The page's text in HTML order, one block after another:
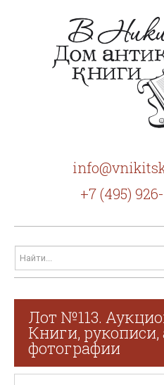
+7 (495)
Лот №113.
Книги,
фотографии